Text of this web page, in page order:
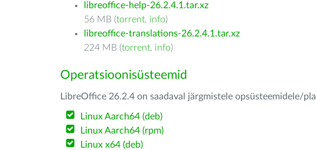
libreoffice-help-26.2.4.1.tar.xz
56 MB (torrent, info)
libreoffice-translations-26.2.4.1.tar.xz
224 MB (torrent, info)
Operatsioonisüsteemid
LibreOffice 26.2.4 on saadaval järgmistele opsüsteemidele/
Linux Aarch64 (deb)
Linux Aarch64 (rpm)
Linux x64 (deb)